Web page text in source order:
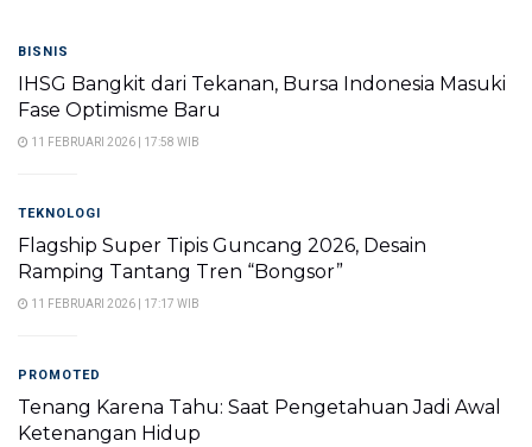
BISNIS
IHSG Bangkit dari Tekanan, Bursa Indonesia Masuki
Fase Optimisme Baru
11 FEBRUARI 2026 | 17:58 WIB
TEKNOLOGI
Flagship Super Tipis Guncang 2026, Desain
Ramping Tantang Tren “Bongsor”
11 FEBRUARI 2026 | 17:17 WIB
PROMOTED
Tenang Karena Tahu: Saat Pengetahuan Jadi Awal
Ketenangan Hidup